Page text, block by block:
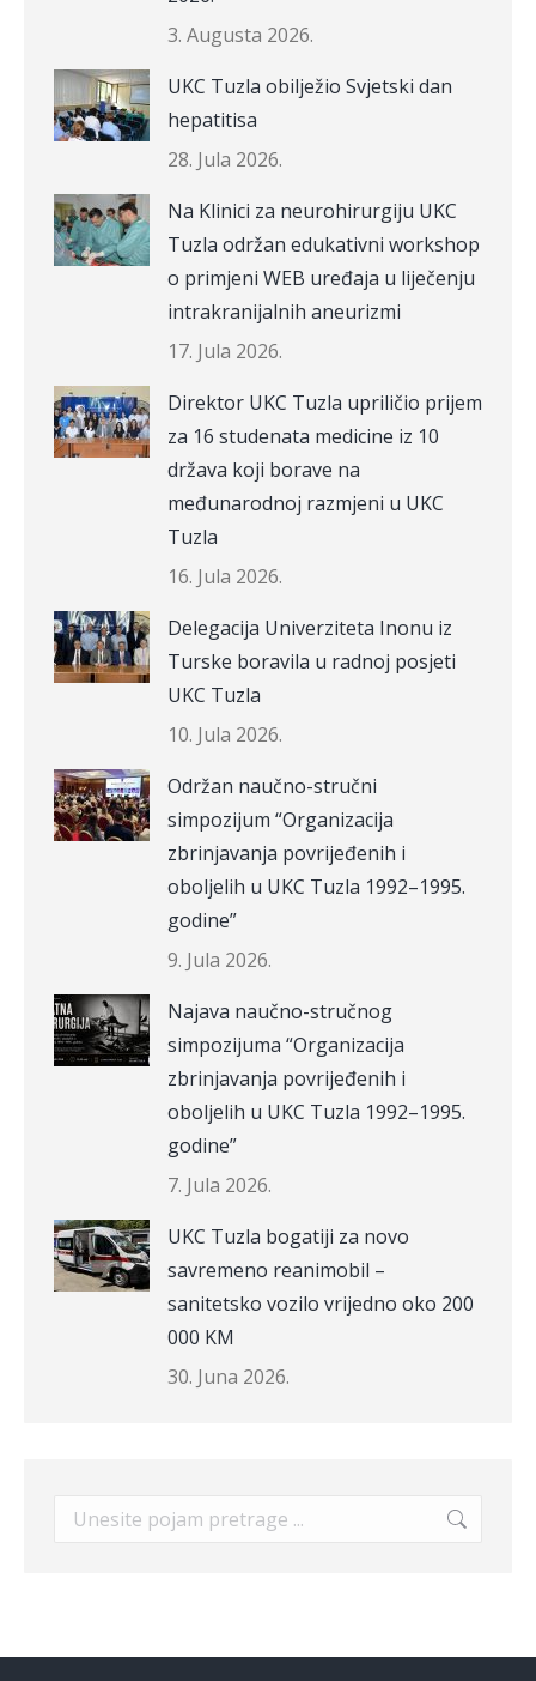
3. Augusta 2026.
UKC Tuzla obilježio Svjetski dan
hepatitisa
28. Jula 2026.
Na Klinici za neurohirurgiju UKC
Tuzla održan edukativni workshop
o primjeni WEB uređaja u liječenju
intrakranijalnih aneurizmi
17. Jula 2026.
Direktor UKC Tuzla upriličio prijem
za 16 studenata medicine iz 10
država koji borave na
međunarodnoj razmjeni u UKC
Tuzla
16. Jula 2026.
Delegacija Univerziteta Inonu iz
Turske boravila u radnoj posjeti
UKC Tuzla
10. Jula 2026.
Održan naučno-stručni
simpozijum “Organizacija
zbrinjavanja povrijeđenih i
oboljelih u UKC Tuzla 1992–1995.
godine”
9. Jula 2026.
Najava naučno-stručnog
simpozijuma “Organizacija
zbrinjavanja povrijeđenih i
oboljelih u UKC Tuzla 1992–1995.
godine”
7. Jula 2026.
UKC Tuzla bogatiji za novo
savremeno reanimobil –
sanitetsko vozilo vrijedno oko 200
000 KM
30. Juna 2026.
Search: